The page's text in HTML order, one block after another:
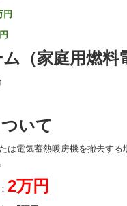
円
（家庭用燃料
いて
は電気蓄熱暖房機を撤去する
： 2万円